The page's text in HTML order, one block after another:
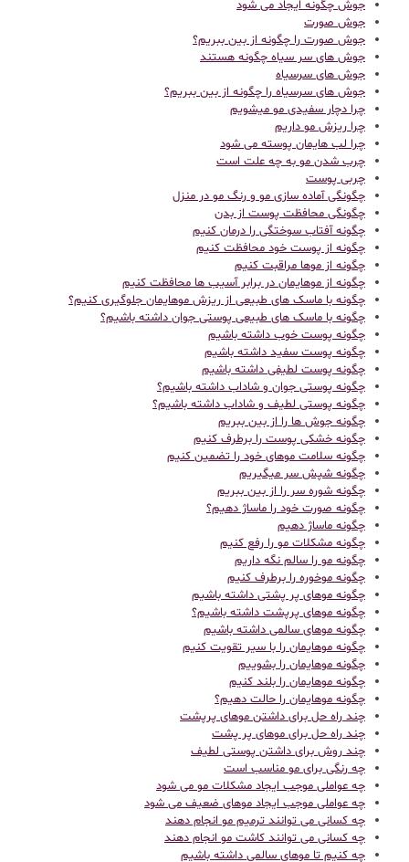
جوش چگونه ایجاد می شود
جوش صورت
جوش صورت را چگونه از بین ببریم؟
جوش های سر سیاه چگونه هستند
جوش های سرسیاه
جوش های سرسیاه را چگونه از بین ببریم؟
چرا دچار سفیدی مو میشویم
چرا ریزش مو داریم
چرا لب هایمان پوسته می شود
چرب شدن مو به چه علت است
چربی پوست
چگونگی آماده سازی مو و رنگ مو در منزل
چگونگی محافظت پوست از بدن
چگونه آفتاب سوختگی را درمان کنیم
چگونه از پوست خود محافظت کنیم
چگونه از موها مراقبت کنیم
چگونه از موهایمان در برابر آسیب ها محافظت کنیم
چگونه با ماسک های طبیعی از ریزش موهایمان جلوگیری کنیم؟
چگونه با ماسک های طبیعی پوستی جوان داشته باشیم؟
چگونه پوست خوب داشته باشیم
چگونه پوست سفید داشته باشیم
چگونه پوست لطیفی داشته باشیم
چگونه پوستی جوان و شاداب داشته باشیم؟
چگونه پوستی لطیف و شاداب داشته باشیم؟
چگونه جوش ها را از بین ببریم
چگونه خشکی پوست را برطرف کنیم
چگونه سلامت موهای خود را تضمین کنیم
چگونه شپش سر میگیریم
چگونه شوره سر را از بین ببریم
چگونه صورت خود را ماساژ دهیم؟
چگونه ماساژ دهیم
چگونه مشکلات مو را رفع کنیم
چگونه مو را سالم نگه داریم
چگونه موخوره را برطرف کنیم
چگونه موهای پر پشتی داشته باشیم
چگونه موهای پرپشت داشته باشیم؟
چگونه موهای سالمی داشته باشیم
چگونه موهایمان را با سیر تقویت کنیم
چگونه موهایمان را بشوییم
چگونه موهایمان را بلند کنیم
چگونه موهایمان را حالت دهیم؟
چند راه حل برای داشتن موهای پرپشت
چند راه حل برای موهای پر پشت
چند روش برای داشتن پوستی لطیف
چه رنگی برای مو مناسب است
چه عواملی موجب ایجاد مشکلات مو می شود
چه عواملی موجب ایجاد موهای ضعیف می شود
چه کسانی می توانند ترمیم مو انجام دهند
چه کسانی می توانند کاشت مو انجام دهند
چه کنیم تا موهای سالمی داشته باشیم